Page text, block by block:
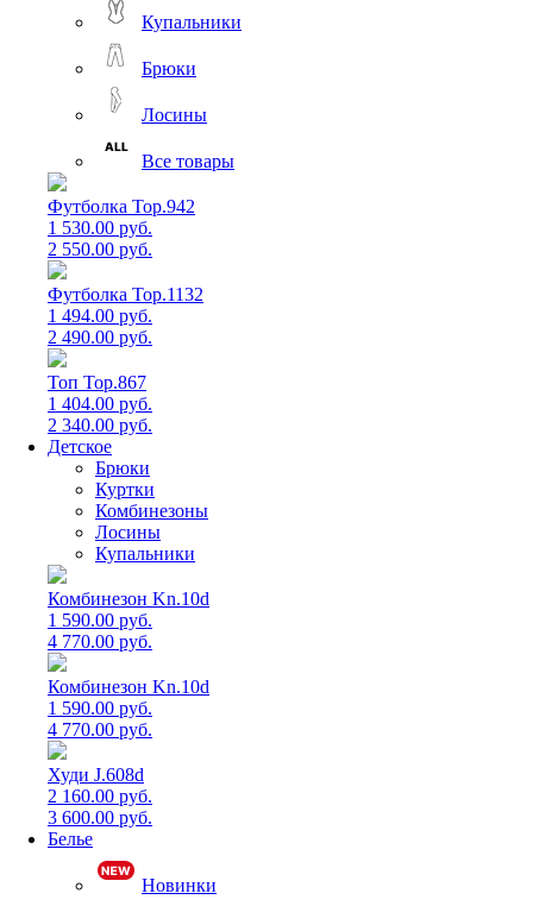
Купальники
Брюки
Лосины
Все товары
Футболка Top.942
1 530.00 руб.
2 550.00 руб.
Футболка Top.1132
1 494.00 руб.
2 490.00 руб.
Топ Top.867
1 404.00 руб.
2 340.00 руб.
Детское
Брюки
Куртки
Комбинезоны
Лосины
Купальники
Комбинезон Kn.10d
1 590.00 руб.
4 770.00 руб.
Комбинезон Kn.10d
1 590.00 руб.
4 770.00 руб.
Худи J.608d
2 160.00 руб.
3 600.00 руб.
Белье
Новинки